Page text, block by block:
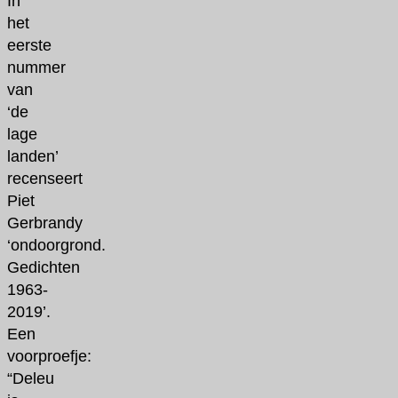
het
eerste
nummer
van
‘de
lage
landen’
recenseert
Piet
Gerbrandy
‘ondoorgrond.
Gedichten
1963-
2019’.
Een
voorproefje:
“Deleu